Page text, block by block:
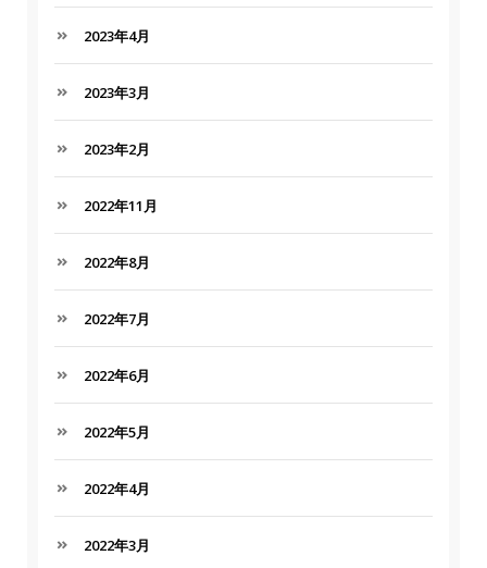
2023年4月
2023年3月
2023年2月
2022年11月
2022年8月
2022年7月
2022年6月
2022年5月
2022年4月
2022年3月